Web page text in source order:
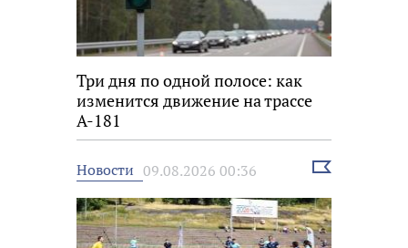
Три дня по одной полосе: как
изменится движение на трассе
А-181
Новости 09.08.2026 00:36
Выбрать